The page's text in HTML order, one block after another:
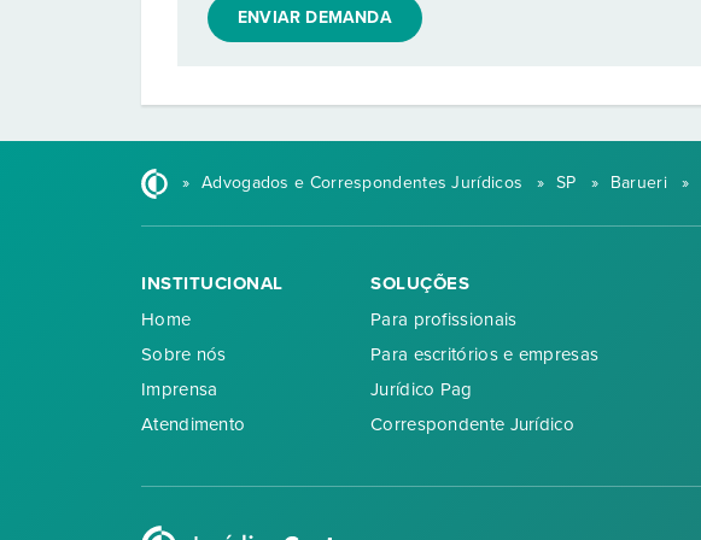
ENVIAR DEMANDA
» Advogados e Correspondentes Jurídicos » SP » Barueri »
INSTITUCIONAL
Home
Sobre nós
Imprensa
Atendimento
SOLUÇÕES
Para profissionais
Para escritórios e empresas
Jurídico Pag
Correspondente Jurídico